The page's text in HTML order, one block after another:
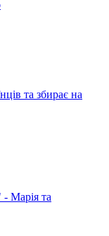
та збирає на
Марія та